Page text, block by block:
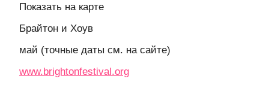
Показать на карте
Брайтон и Хоув
май (точные даты см. на сайте)
www.brightonfestival.org